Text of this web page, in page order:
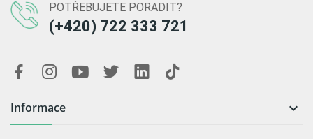
POTŘEBUJETE PORADIT?
(+420) 722 333 721
Informace 